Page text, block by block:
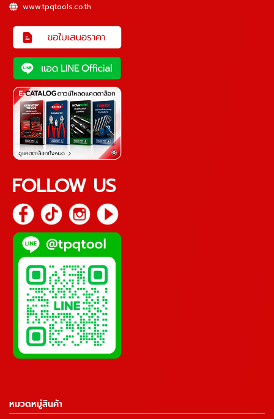
www.tpqtools.co.th
FOLLOW US
หมวดหมู่สินค้า